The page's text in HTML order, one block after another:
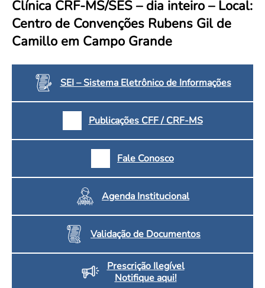
Convenção Coletiva 2025/2026 – Piso salarial Farmácias e Drogaria
Consulta de Farmacêuticos e Estabelecimentos Inscritos no CRF/MS
Saúde Pública e Indígena
Calendário Eleitoral
Candidatos
Votação
Eleições Anteriores
Clínica CRF-MS/SES – dia inteiro – Local:
Centro de Convenções Rubens Gil de
Camillo em Campo Grande
SEI – Sistema Eletrônico de Informações
Publicações CFF / CRF-MS
Fale Conosco
Agenda Institucional
Validação de Documentos
Prescrição Ilegível
Notifique aqui!